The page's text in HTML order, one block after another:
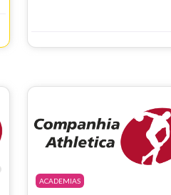
Marcar como Favorito
ACADEMIAS